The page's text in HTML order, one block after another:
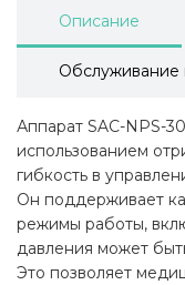
Описание
Обслуживание
Аппарат SAC-NPS-
использованием
гибкость в
Он поддерживает
режимы работы,
давления может
Это позволяет